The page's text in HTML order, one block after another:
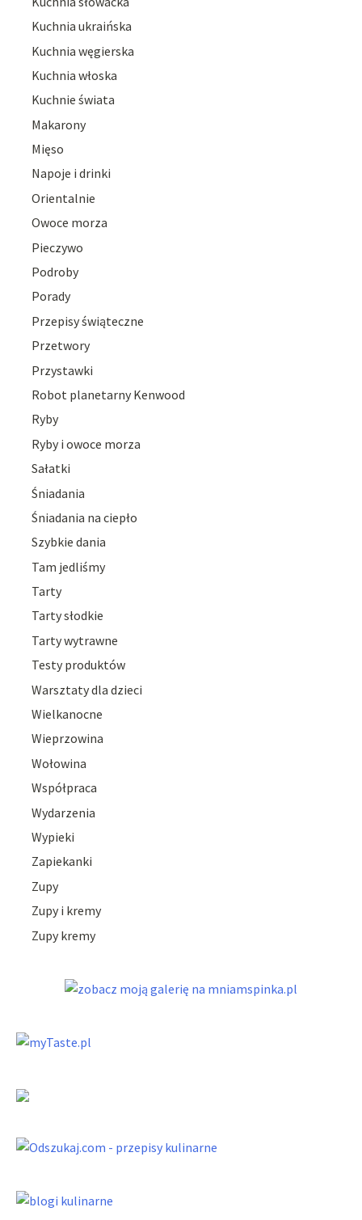
Kuchnia ukraińska
Kuchnia węgierska
Kuchnia włoska
Kuchnie świata
Makarony
Mięso
Napoje i drinki
Orientalnie
Owoce morza
Pieczywo
Podroby
Porady
Przepisy świąteczne
Przetwory
Przystawki
Robot planetarny Kenwood
Ryby
Ryby i owoce morza
Sałatki
Śniadania
Śniadania na ciepło
Szybkie dania
Tam jedliśmy
Tarty
Tarty słodkie
Tarty wytrawne
Testy produktów
Warsztaty dla dzieci
Wielkanocne
Wieprzowina
Wołowina
Współpraca
Wydarzenia
Wypieki
Zapiekanki
Zupy
Zupy i kremy
Zupy kremy